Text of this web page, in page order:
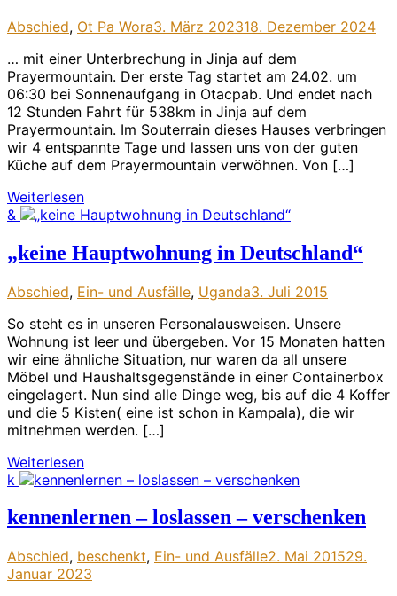
Abschied, Ot Pa Wora3. März 202318. Dezember 2024
… mit einer Unterbrechung in Jinja auf dem
Prayermountain. Der erste Tag startet am 24.02. um
06:30 bei Sonnenaufgang in Otacpab. Und endet nach
12 Stunden Fahrt für 538km in Jinja auf dem
Prayermountain. Im Souterrain dieses Hauses verbringen
wir 4 entspannte Tage und lassen uns von der guten
Küche auf dem Prayermountain verwöhnen. Von […]
Weiterlesen
&
„keine Hauptwohnung in Deutschland“
Abschied, Ein- und Ausfälle, Uganda3. Juli 2015
So steht es in unseren Personalausweisen. Unsere
Wohnung ist leer und übergeben. Vor 15 Monaten hatten
wir eine ähnliche Situation, nur waren da all unsere
Möbel und Haushaltsgegenstände in einer Containerbox
eingelagert. Nun sind alle Dinge weg, bis auf die 4 Koffer
und die 5 Kisten( eine ist schon in Kampala), die wir
mitnehmen werden. […]
Weiterlesen
k
kennenlernen – loslassen – verschenken
Abschied, beschenkt, Ein- und Ausfälle2. Mai 201529.
Januar 2023